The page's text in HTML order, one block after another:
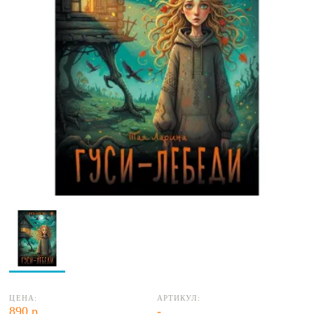
ЦЕНА:
890 р.
АРТИКУЛ:
-